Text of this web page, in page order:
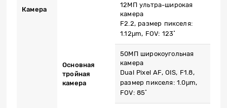
Камера
Основная
тройная
камера
12МП ультра-широкая
камера
F2.2, размер пикселя:
1.12μm, FOV: 123˚
50МП широкоугольная
камера
Dual Pixel AF, OIS, F1.8,
размер пикселя: 1.0μm,
FOV: 85˚